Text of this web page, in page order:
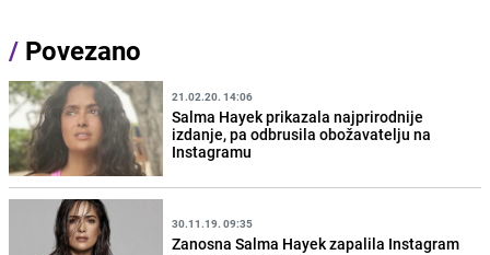
/ Povezano
21.02.20. 14:06
Salma Hayek prikazala najprirodnije
izdanje, pa odbrusila obožavatelju na
Instagramu
30.11.19. 09:35
Zanosna Salma Hayek zapalila Instagram